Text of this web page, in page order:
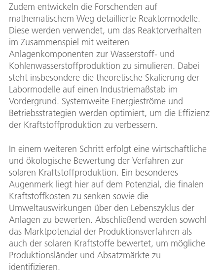
Zudem entwickeln die Forschenden auf
mathematischem Weg detaillierte Reaktormodelle.
Diese werden verwendet, um das Reaktorverhalten
im Zusammenspiel mit weiteren
Anlagenkomponenten zur Wasserstoff- und
Kohlenwasserstoffproduktion zu simulieren. Dabei
steht insbesondere die theoretische Skalierung der
Labormodelle auf einen Industriemaßstab im
Vordergrund. Systemweite Energieströme und
Betriebsstrategien werden optimiert, um die Effizienz
der Kraftstoffproduktion zu verbessern.
In einem weiteren Schritt erfolgt eine wirtschaftliche
und ökologische Bewertung der Verfahren zur
solaren Kraftstoffproduktion. Ein besonderes
Augenmerk liegt hier auf dem Potenzial, die finalen
Kraftstoffkosten zu senken sowie die
Umweltauswirkungen über den Lebenszyklus der
Anlagen zu bewerten. Abschließend werden sowohl
das Marktpotenzial der Produktionsverfahren als
auch der solaren Kraftstoffe bewertet, um mögliche
Produktionsländer und Absatzmärkte zu
identifizieren.